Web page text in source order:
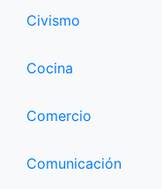
Civismo
Cocina
Comercio
Comunicación